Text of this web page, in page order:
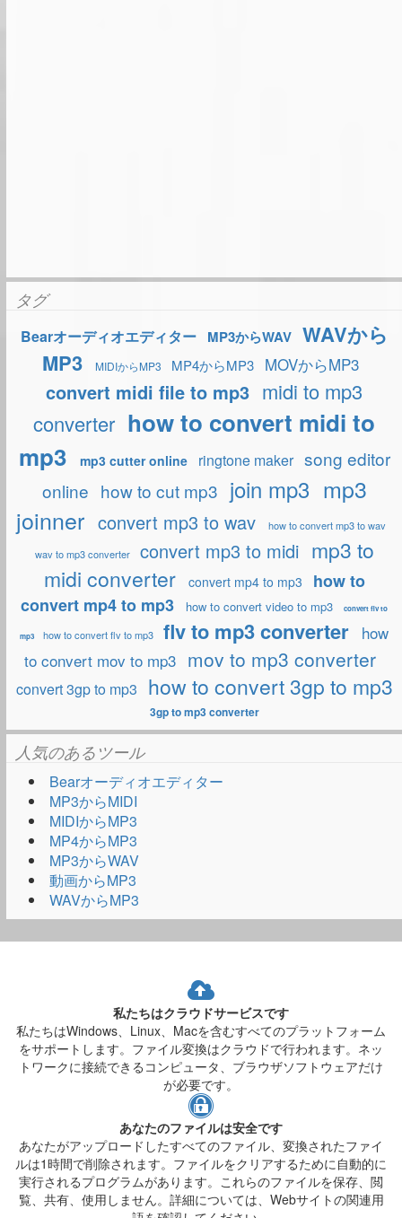
タグ
Bearオーディオエディター MP3からWAV WAVから
MP3
MIDIからMP3 MP4からMP3 MOVからMP3
convert midi file to mp3 midi to mp3
converter how to convert midi to
mp3
mp3 cutter online ringtone maker song editor
online how to cut mp3 join mp3 mp3
joinner convert mp3 to wav
how to convert mp3 to wav
wav to mp3 converter
convert mp3 to midi mp3 to
midi converter
convert mp4 to mp3
how to
convert mp4 to mp3
how to convert video to mp3 convert flv to
mp3 how to convert flv to mp3 flv to mp3 converter how
to convert mov to mp3 mov to mp3 converter
convert 3gp to mp3 how to convert 3gp to mp3
3gp to mp3 converter
人気のあるツール
Bearオーディオエディター
MP3からMIDI
MIDIからMP3
MP4からMP3
MP3からWAV
動画からMP3
WAVからMP3
私たちはクラウドサービスです
私たちはWindows、Linux、Macを含むすべてのプラットフォーム
をサポートします。ファイル変換はクラウドで行われます。ネッ
トワークに接続できるコンピュータ、ブラウザソフトウェアだけ
が必要です。
あなたのファイルは安全です
あなたがアップロードしたすべてのファイル、変換されたファイ
ルは1時間で削除されます。ファイルをクリアするために自動的に
実行されるプログラムがあります。これらのファイルを保存、閲
覧、共有、使用しません。詳細については、Webサイトの関連用